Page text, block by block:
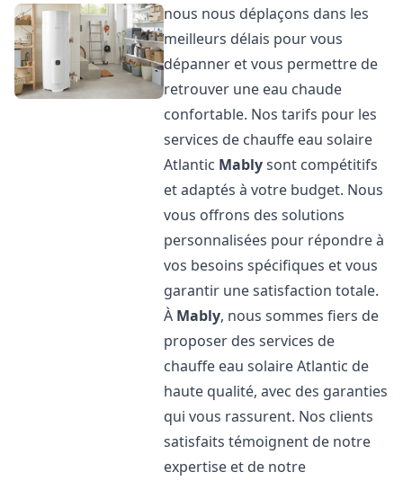
nous nous déplaçons dans les
meilleurs délais pour vous
dépanner et vous permettre de
retrouver une eau chaude
confortable. Nos tarifs pour les
services de chauffe eau solaire
Atlantic Mablysont compétitifs
et adaptés à votre budget. Nous
vous offrons des solutions
personnalisées pour répondre à
vos besoins spécifiques et vous
garantir une satisfaction totale.
À Mably, nous sommes fiers de
proposer des services de
chauffe eau solaire Atlantic de
haute qualité, avec des garanties
qui vous rassurent. Nos clients
satisfaits témoignent de notre
expertise et de notre